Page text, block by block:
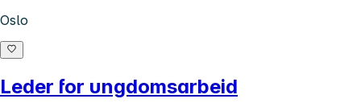
Oslo
Leder for ungdomsarbeid